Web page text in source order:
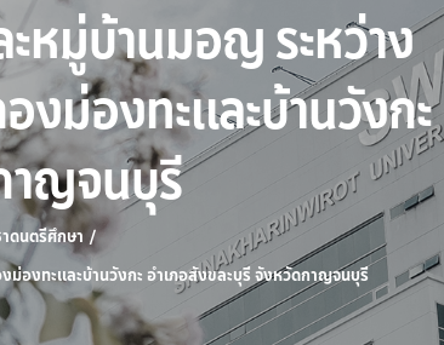
หมู่บ้านมอญ ระหว่าง
ม่องทะและบ้านวังกะ
าญจนบุรี
ดนตรีศึกษา /
องทะและบ้านวังกะ อำเภอสังขละบุรี จังหวัดกาญจนบุรี